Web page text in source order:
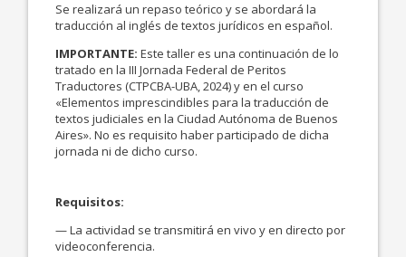
Se realizará un repaso teórico y se abordará la
traducción al inglés de textos jurídicos en español.
IMPORTANTE: Este taller es una continuación de lo
tratado en la III Jornada Federal de Peritos
Traductores (CTPCBA-UBA, 2024) y en el curso
«Elementos imprescindibles para la traducción de
textos judiciales en la Ciudad Autónoma de Buenos
Aires». No es requisito haber participado de dicha
jornada ni de dicho curso.
Requisitos:
— La actividad se transmitirá en vivo y en directo por
videoconferencia.